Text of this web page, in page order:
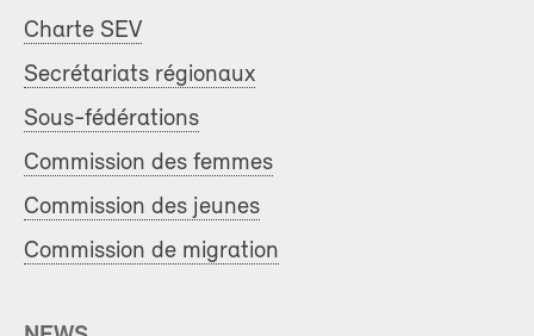
Charte SEV
Secrétariats régionaux
Sous-fédérations
Commission des femmes
Commission des jeunes
Commission de migration